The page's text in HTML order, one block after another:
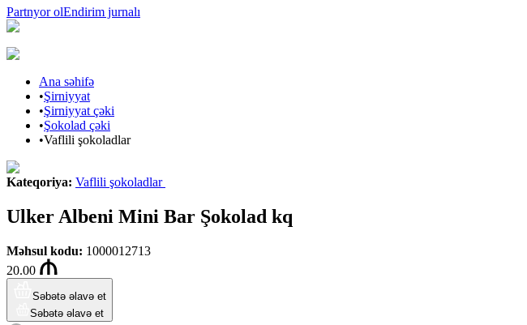
Partnyor olEndirim jurnalı
Ana səhifə
•Şirniyyat
•Şirniyyat çəki
•Şokolad çəki
•Vaflili şokoladlar
Kateqoriya: Vaflili şokoladlar
Ulker Albeni Mini Bar Şokolad kq
Məhsul kodu: 1000012713
20.00
Səbətə əlavə et
Səbətə əlavə et